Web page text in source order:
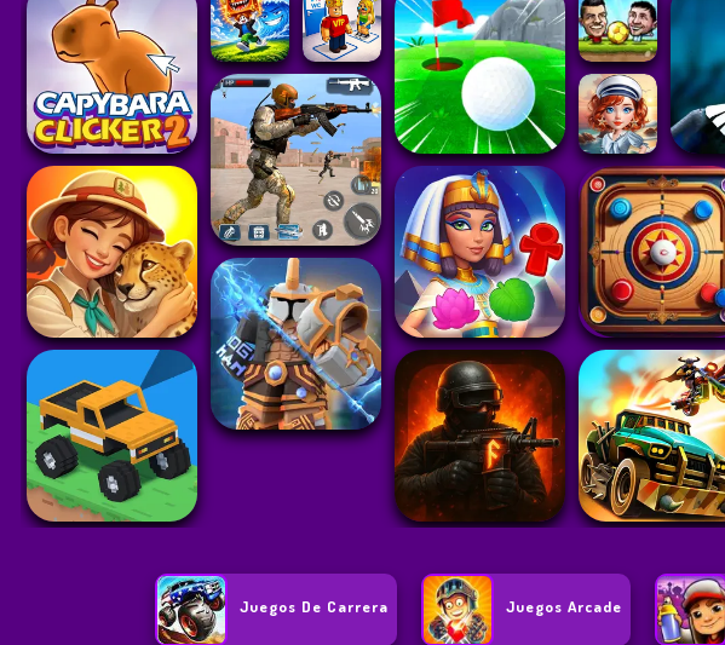
Juegos De Carrera Juegos Arcade